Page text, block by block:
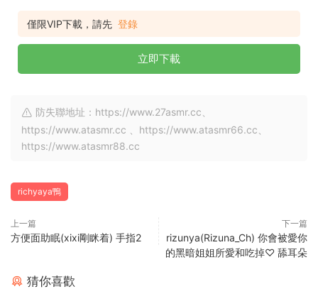
僅限VIP下載，請先 登錄
立即下載
防失聯地址：https://www.27asmr.cc、
https://www.atasmr.cc 、https://www.atasmr66.cc、
https://www.atasmr88.cc
richyaya鴨
上一篇
方便面助眠(xixi剛眯着) 手指2
下一篇
rizunya(Rizuna_Ch) 你會被愛你
的黑暗姐姐所愛和吃掉♡ 舔耳朵
猜你喜歡